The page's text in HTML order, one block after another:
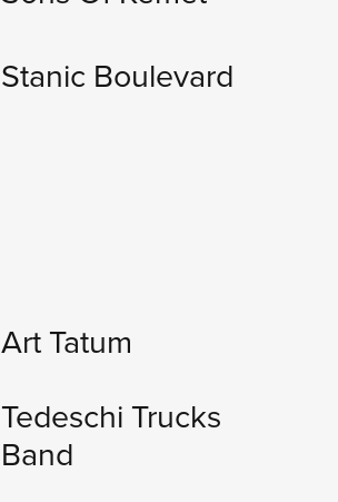
Stanic Boulevard
Art Tatum
Tedeschi Trucks
Band